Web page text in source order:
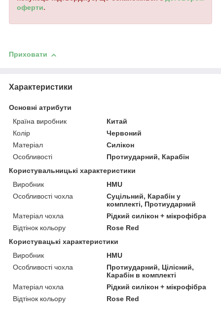
оферти.
Приховати
Характеристики
Основні атрибути
Країна виробник
Китай
Колір
Червоний
Матеріал
Силікон
Особливості
Протиударний, Карабін
Користувальницькі характеристики
Виробник
HMU
Особливості чохла
Суцільний, Карабін у
комплекті, Протиударний
Матеріал чохла
Рідкий силікон + мікрофібра
Відтінок кольору
Rose Red
Користувацькi характеристики
Виробник
HMU
Особливості чохла
Протиударний, Цілісний,
Карабін в комплекті
Матеріал чохла
Рідкий силікон + мікрофібра
Відтінок кольору
Rose Red